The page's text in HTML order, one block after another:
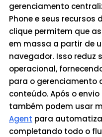
gerenciamento
Phone e seus recursos
clique permitem que
em massa a partir de
navegador. Isso
operacional,
para o gerenciamento
conteúdo. Após o
também podem usar
Agent para
completando todo o